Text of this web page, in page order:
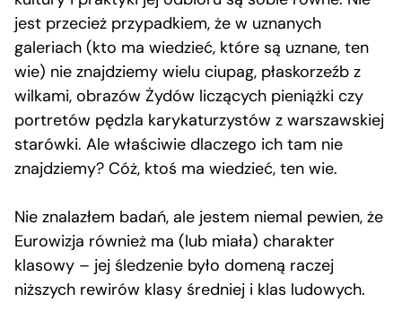
jest przecież przypadkiem, że w uznanych
galeriach (kto ma wiedzieć, które są uznane, ten
wie) nie znajdziemy wielu ciupag, płaskorzeźb z
wilkami, obrazów Żydów liczących pieniążki czy
portretów pędzla karykaturzystów z warszawskiej
starówki. Ale właściwie dlaczego ich tam nie
znajdziemy? Cóż, ktoś ma wiedzieć, ten wie.
Nie znalazłem badań, ale jestem niemal pewien, że
Eurowizja również ma (lub miała) charakter
klasowy – jej śledzenie było domeną raczej
niższych rewirów klasy średniej i klas ludowych.